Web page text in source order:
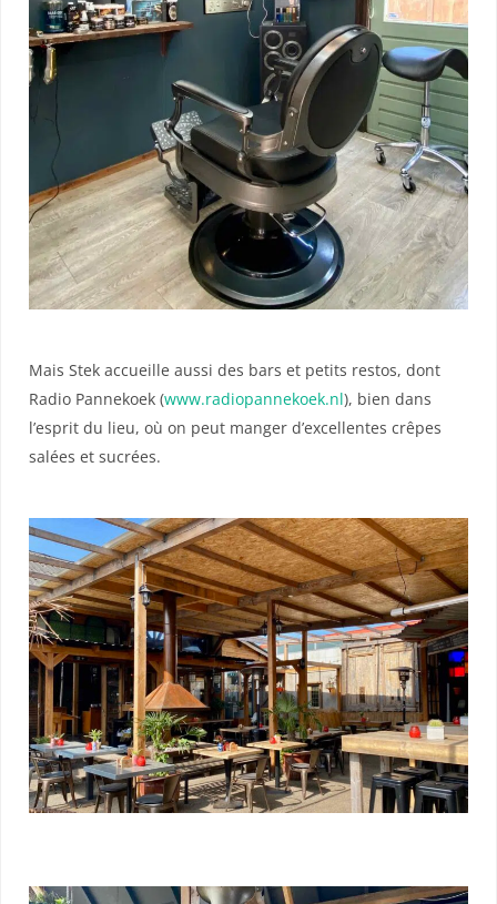
Mais Stek accueille aussi des bars et petits restos, dont
Radio Pannekoek (www.radiopannekoek.nl), bien dans
l’esprit du lieu, où on peut manger d’excellentes crêpes
salées et sucrées.